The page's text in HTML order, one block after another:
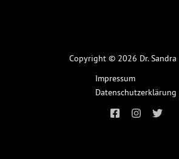
Copyright © 2026 Dr. Sandra
Impressum
Datenschutzerklärung